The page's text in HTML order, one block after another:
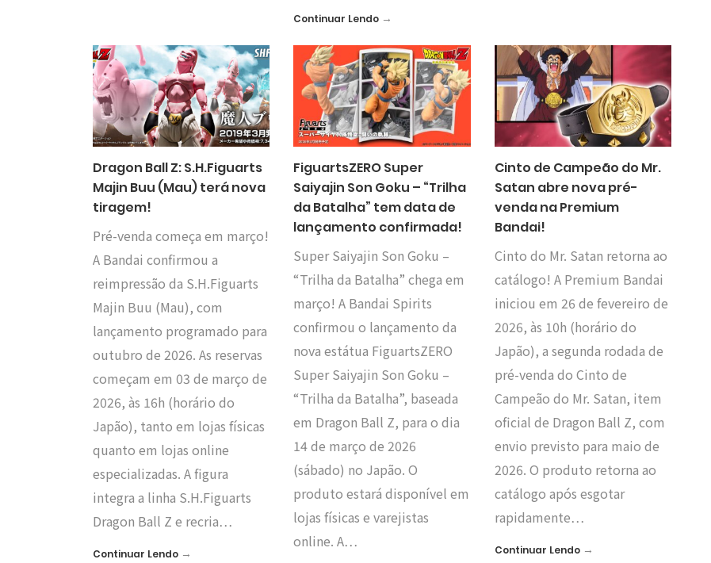
Continuar Lendo →
Dragon Ball Z: S.H.Figuarts
Majin Buu (Mau) terá nova
tiragem!
Pré-venda começa em março!
A Bandai confirmou a
reimpressão da S.H.Figuarts
Majin Buu (Mau), com
lançamento programado para
outubro de 2026. As reservas
começam em 03 de março de
2026, às 16h (horário do
Japão), tanto em lojas físicas
quanto em lojas online
especializadas. A figura
integra a linha S.H.Figuarts
Dragon Ball Z e recria…
Continuar Lendo →
FiguartsZERO Super
Saiyajin Son Goku – “Trilha
da Batalha” tem data de
lançamento confirmada!
Super Saiyajin Son Goku –
“Trilha da Batalha” chega em
março! A Bandai Spirits
confirmou o lançamento da
nova estátua FiguartsZERO
Super Saiyajin Son Goku –
“Trilha da Batalha”, baseada
em Dragon Ball Z, para o dia
14 de março de 2026
(sábado) no Japão. O
produto estará disponível em
lojas físicas e varejistas
online. A…
Cinto de Campeão do Mr.
Satan abre nova pré-
venda na Premium
Bandai!
Cinto do Mr. Satan retorna ao
catálogo! A Premium Bandai
iniciou em 26 de fevereiro de
2026, às 10h (horário do
Japão), a segunda rodada de
pré-venda do Cinto de
Campeão do Mr. Satan, item
oficial de Dragon Ball Z, com
envio previsto para maio de
2026. O produto retorna ao
catálogo após esgotar
rapidamente…
Continuar Lendo→